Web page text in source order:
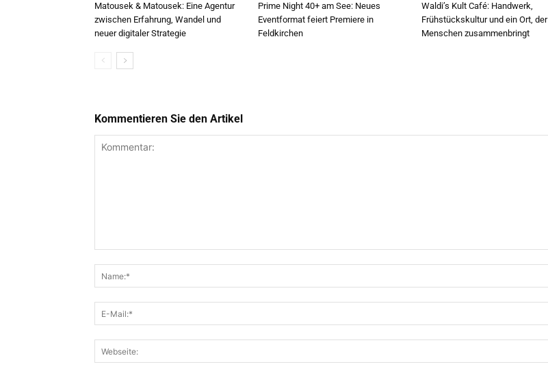
Matousek & Matousek: Eine Agentur
zwischen Erfahrung, Wandel und
neuer digitaler Strategie
Prime Night 40+ am See: Neues
Eventformat feiert Premiere in
Feldkirchen
Waldi’s Kult Café: Handwerk,
Frühstückskultur und ein Ort, der
Menschen zusammenbringt
Kommentieren Sie den Artikel